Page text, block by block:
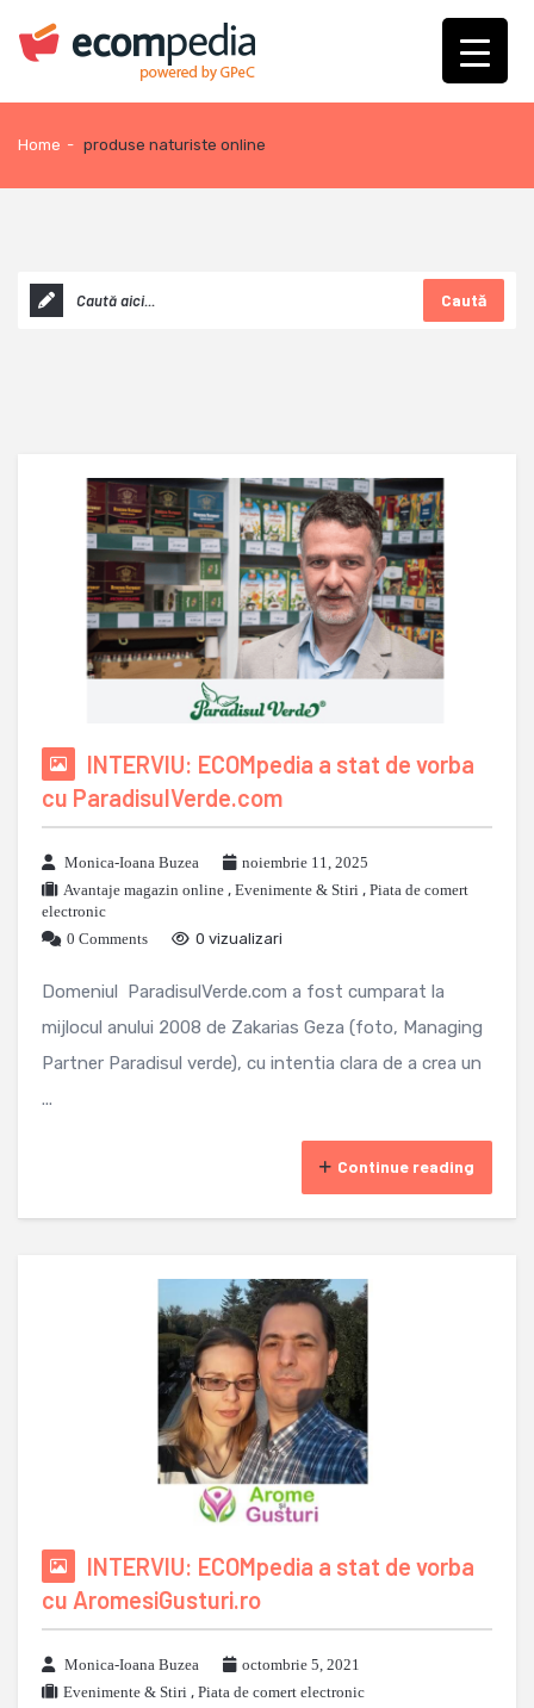
Home - produse naturiste online
Caută
INTERVIU: ECOMpedia a stat de vorba
cu ParadisulVerde.com
Monica-Ioana Buzea
noiembrie 11, 2025
Avantaje magazin online , Evenimente & Stiri , Piata de comert
electronic
0 Comments
0 vizualizari
Domeniul ParadisulVerde.com a fost cumparat la
mijlocul anului 2008 de Zakarias Geza (foto, Managing
Partner Paradisul verde), cu intentia clara de a crea un
...
Continue reading
INTERVIU: ECOMpedia a stat de vorba
cu AromesiGusturi.ro
Monica-Ioana Buzea
octombrie 5, 2021
Evenimente & Stiri , Piata de comert electronic